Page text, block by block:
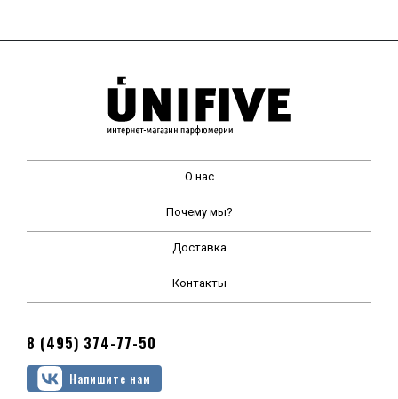
О нас
Почему мы?
Доставка
Контакты
8 (495) 374-77-50
Напишите нам